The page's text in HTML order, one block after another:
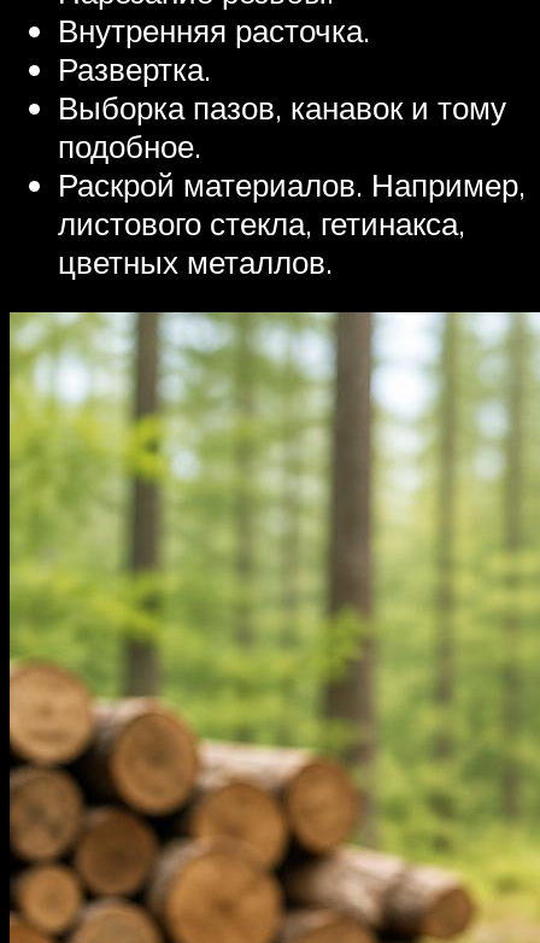
Внутренняя расточка.
Развертка.
Выборка пазов, канавок и тому
подобное.
Раскрой материалов. Например,
листового стекла, гетинакса,
цветных металлов.